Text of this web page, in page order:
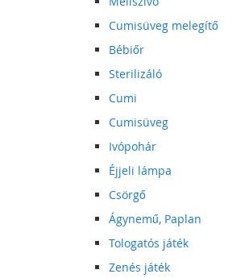
Cumisüveg melegítő
Bébiőr
Sterilizáló
Cumi
Cumisüveg
Ivópohár
Éjjeli lámpa
Csörgő
Ágynemű, Paplan
Tologatós játék
Zenés játék